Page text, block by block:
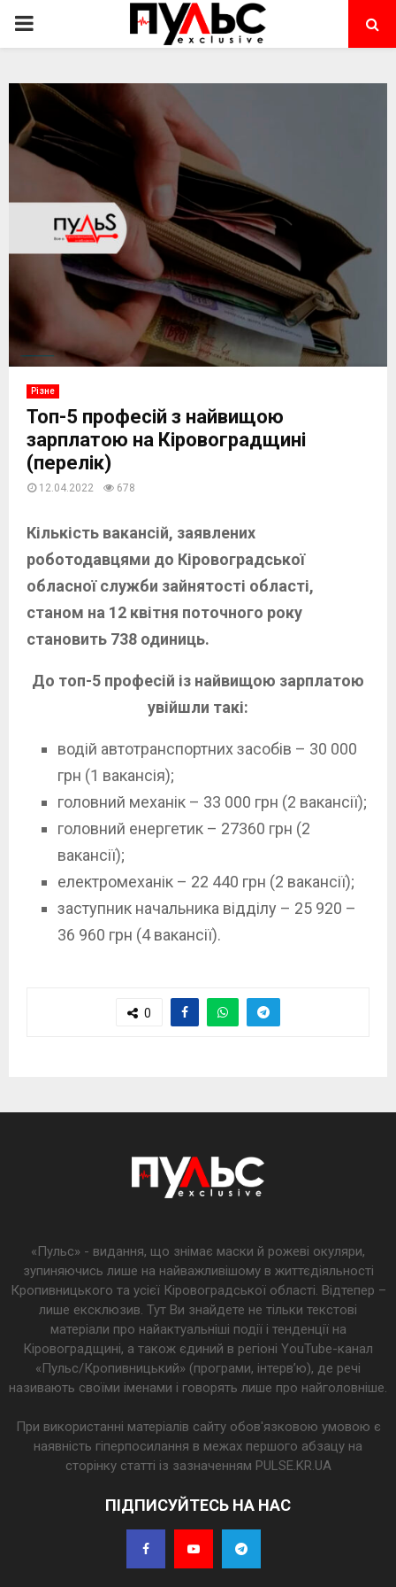
PRIMARY
Різне
Топ-5 професій з найвищою
зарплатою на Кіровоградщині
(перелік)
12.04.2022 678
Кількість вакансій, заявлених
роботодавцями до Кіровоградської
обласної служби зайнятості області,
станом на 12 квітня поточного року
становить 738 одиниць.
До топ-5 професій із найвищою зарплатою
увійшли такі:
водій автотранспортних засобів – 30 000
грн (1 вакансія);
головний механік – 33 000 грн (2 вакансії);
головний енергетик – 27360 грн (2
вакансії);
електромеханік – 22 440 грн (2 вакансії);
заступник начальника відділу – 25 920 –
36 960 грн (4 вакансії).
0
«Пульс» - видання, що знімає маски й рожеві окуляри,
зупиняючись лише на найважливішому в життєдіяльності
Кропивницького та усієї Кіровоградської області. Відтепер –
лише ексклюзив. Тут Ви знайдете не тільки текстові
матеріали про найактуальніші події і тенденції на
Кіровоградщині, а також єдиний в регіоні YouTube-канал
«Пульс/Кропивницький» (програми, інтерв’ю), де речі
називають своїми іменами і говорять лише про найголовніше.
При використанні матеріалів сайту обов'язковою умовою є
наявність гіперпосилання в межах першого абзацу на
сторінку статті із зазначенням PULSE.KR.UA
ПІДПИСУЙТЕСЬ НА НАС